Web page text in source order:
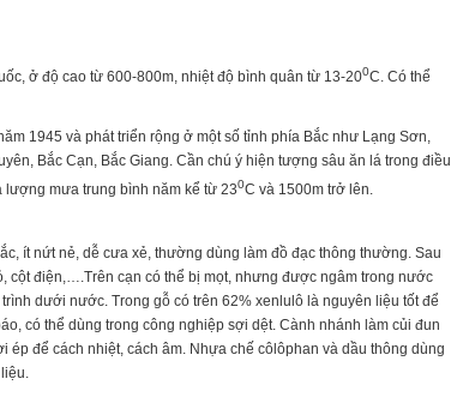
ở độ cao từ 600-800m, nhiệt độ bình quân từ 13-200C. Có thể
1945 và phát triển rộng ở một số tỉnh phía Bắc như Lạng Sơn,
Bắc Cạn, Bắc Giang. Cần chú ý hiện tượng sâu ăn lá trong điều
lượng mưa trung bình năm kể từ 230C và 1500m trở lên.
ít nứt nẻ, dễ cưa xẻ, thường dùng làm đồ đạc thông thường. Sau
cột điện,….Trên cạn có thể bị mọt, nhưng được ngâm trong nước
dưới nước. Trong gỗ có trên 62% xenlulô là nguyên liệu tốt để
có thể dùng trong công nghiệp sợi dệt. Cành nhánh làm củi đun
ép để cách nhiệt, cách âm. Nhựa chế côlôphan và dầu thông dùng